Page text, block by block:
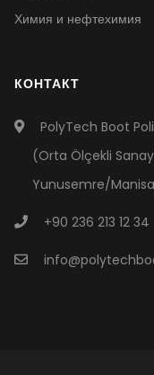
Химия и нефтехимия
КОНТАКТ
PolyTech Boot
(Orta Ölçekli
Yunusemre/
+90 236 213 12 34